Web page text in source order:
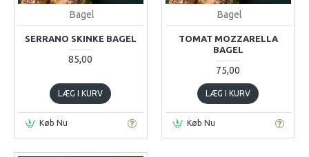
Bagel
SERRANO SKINKE BAGEL
85,00
LÆG I KURV
Køb Nu
Bagel
TOMAT MOZZARELLA
BAGEL
75,00
LÆG I KURV
Køb Nu